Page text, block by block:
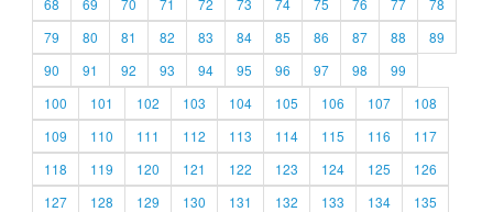
68
69 70 71 72 73 74 75 76 77
78
79
80 81 82 83 84 85 86 87 88
89
90
91 92 93 94 95 96 97 98
99
100
101 102 103 104 105 106 107
108
109
110 111 112 113 114 115 116
117
118
119 120 121 122 123 124 125
126
127
128 129 130 131 132 133 134
135